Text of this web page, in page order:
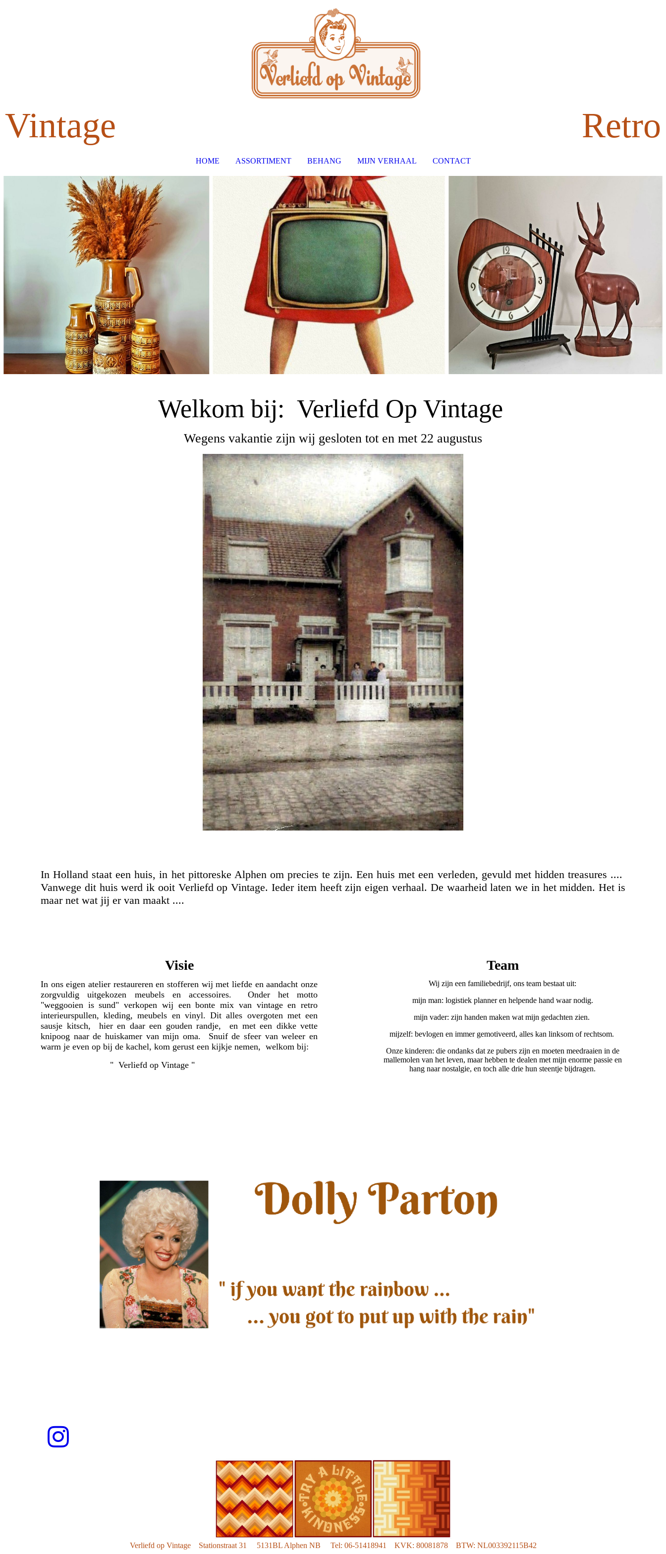
Vintage Retro
HOME ASSORTIMENT BEHANG MIJN VERHAAL CONTACT
Welkom bij: Verliefd Op Vintage
Wegens vakantie zijn wij gesloten tot en met 22 augustus
In Holland staat een huis, in het pittoreske Alphen om precies te zijn.Een huis met een verleden, gevuld met hidden treasures ....
Vanwege dit huis werd ik ooit Verliefd op Vintage. Ieder item heeft zijn eigen verhaal. De waarheid laten we in het midden. Het is
maar net wat jij er van maakt ....
Visie
In ons eigen atelier restaureren en stofferen wij met liefde en aandacht onze
zorgvuldig uitgekozen meubels en accessoires. Onder het motto
"weggooien is sund" verkopen wij een bonte mix van vintage en retro
interieurspullen, kleding, meubels en vinyl. Dit alles overgoten met een
sausje kitsch, hier en daar een gouden randje, en met een dikke vette
knipoog naar de huiskamer van mijn oma. Snuif de sfeer van weleer en
warm je even op bij de kachel, kom gerust een kijkje nemen, welkom bij:
" Verliefd op Vintage "
Team
Wij zijn een familiebedrijf, ons team bestaat uit:
mijn man: logistiek planner en helpende hand waar nodig.
mijn vader: zijn handen maken wat mijn gedachten zien.
mijzelf: bevlogen en immer gemotiveerd, alles kan linksom of rechtsom.
Onze kinderen: die ondanks dat ze pubers zijn en moeten meedraaien in de
mallemolen van het leven, maar hebben te dealen met mijn enorme passie en
hang naar nostalgie, en toch alle drie hun steentje bijdragen.
Verliefd op Vintage Stationstraat 31 5131BL Alphen NB Tel: 06-51418941 KVK: 80081878 BTW: NL003392115B42